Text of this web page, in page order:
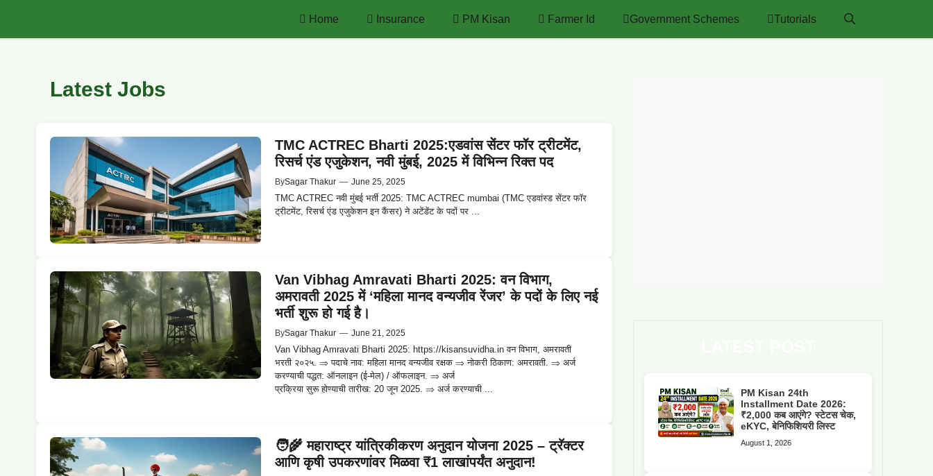
content
Home Insurance PM Kisan Farmer Id Government Schemes Tutorials
Latest Jobs
TMC ACTREC Bharti 2025:एडवांस सेंटर फॉर ट्रीटमेंट,
रिसर्च एंड एजुकेशन, नवी मुंबई, 2025 में विभिन्न रिक्त पद
BySagar Thakur — June 25, 2025
TMC ACTREC नवी मुंबई भर्ती 2025: TMC ACTREC mumbai (TMC एडवांस्ड सेंटर फॉर
ट्रीटमेंट, रिसर्च एंड एजुकेशन इन कैंसर) ने अटेंडेंट के पदों पर ...
Van Vibhag Amravati Bharti 2025: वन विभाग,
अमरावती 2025 में ‘महिला मानद वन्यजीव रेंजर’ के पदों के लिए नई
भर्ती शुरू हो गई है।
BySagar Thakur — June 21, 2025
Van Vibhag Amravati Bharti 2025: https://kisansuvidha.in वन विभाग, अमरावती
भरती २०२५. ⇒ पदाचे नाव: महिला मानद वन्यजीव रक्षक ⇒ नोकरी ठिकाण: अमरावती. ⇒ अर्ज
करण्याची पद्धत: ऑनलाइन (ई-मेल) / ऑफलाइन. ⇒ अर्ज
प्रक्रिया सुरू होण्याची तारीख: 20 जून 2025. ⇒ अर्ज करण्याची ...
🧑‍🌾 महाराष्ट्र यांत्रिकीकरण अनुदान योजना 2025 – ट्रॅक्टर
आणि कृषी उपकरणांवर मिळवा ₹1 लाखांपर्यंत अनुदान!
PM Kisan 24th
Installment Date 2026:
₹2,000 कब आएंगे? स्टेटस चेक,
eKYC, बेनिफिशियरी लिस्ट
August 1, 2026